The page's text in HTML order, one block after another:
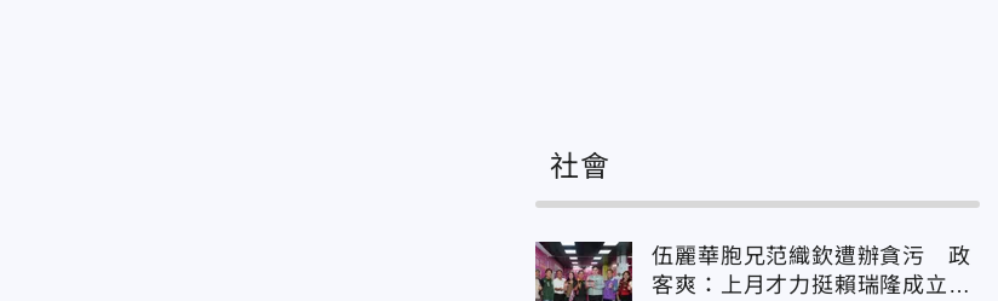
社會
伍麗華胞兄范織欽遭辦貪污 政
客爽：上月才力挺賴瑞隆成立後